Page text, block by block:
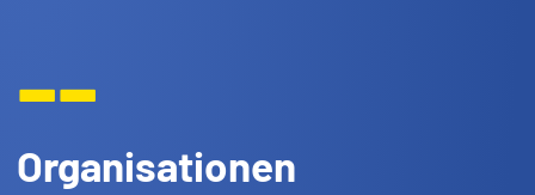
--
Organisationen